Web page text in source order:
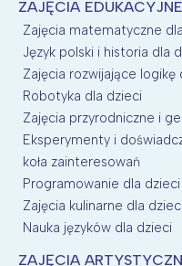
ZAJĘCIA EDUKACYJNE
Zajęcia matematyczne
Język polski i historia dla
Zajęcia rozwijające logikę
Robotyka dla dzieci
Zajęcia przyrodniczne i
Eksperymenty i
koła zainteresowań
Programowanie dla dzieci
Zajęcia kulinarne dla
Nauka języków dla dzieci
ZAJĘCIA